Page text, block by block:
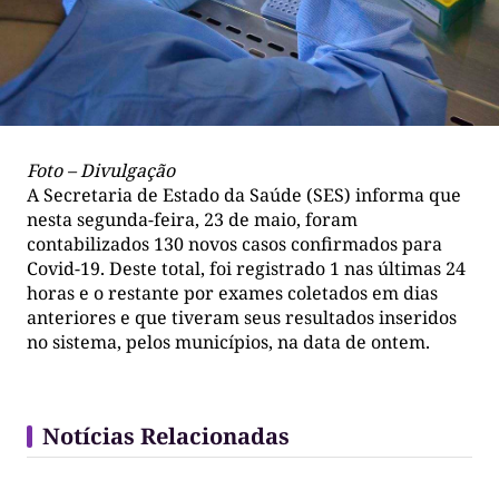
Foto – Divulgação
A Secretaria de Estado da Saúde (SES) informa que
nesta segunda-feira, 23 de maio, foram
contabilizados 130 novos casos confirmados para
Covid-19. Deste total, foi registrado 1 nas últimas 24
horas e o restante por exames coletados em dias
anteriores e que tiveram seus resultados inseridos
no sistema, pelos municípios, na data de ontem.
Notícias Relacionadas